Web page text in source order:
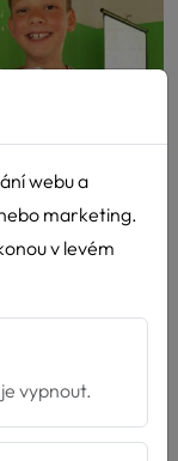
webu a
marketing.
v levém
vypnout.